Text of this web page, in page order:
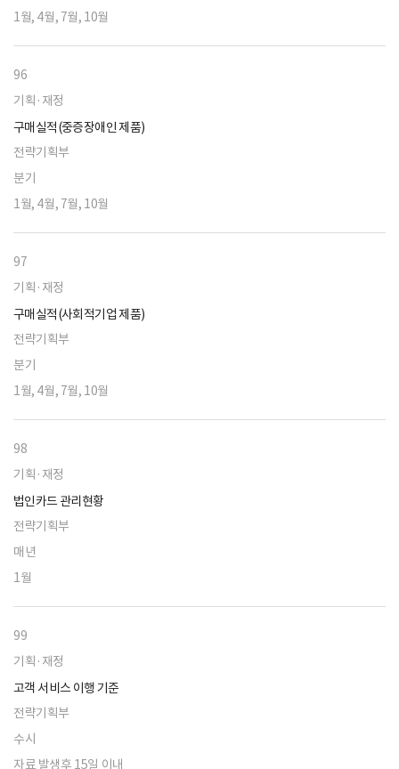
1월, 4월, 7월, 10월
96
기획·재정
구매실적(중증장애인 제품)
전략기획부
분기
1월, 4월, 7월, 10월
97
기획·재정
구매실적(사회적기업 제품)
전략기획부
분기
1월, 4월, 7월, 10월
98
기획·재정
법인카드 관리현황
전략기획부
매년
1월
99
기획·재정
고객 서비스 이행 기준
전략기획부
수시
자료 발생후 15일 이내